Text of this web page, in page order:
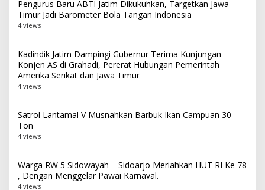
Pengurus Baru ABTI Jatim Dikukuhkan, Targetkan Jawa
Timur Jadi Barometer Bola Tangan Indonesia
4 views
Kadindik Jatim Dampingi Gubernur Terima Kunjungan
Konjen AS di Grahadi, Pererat Hubungan Pemerintah
Amerika Serikat dan Jawa Timur
4 views
Satrol Lantamal V Musnahkan Barbuk Ikan Campuan 30
Ton
4 views
Warga RW 5 Sidowayah – Sidoarjo Meriahkan HUT RI Ke 78
, Dengan Menggelar Pawai Karnaval.
4 views